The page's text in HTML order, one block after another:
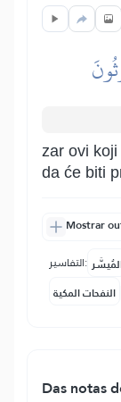
zar ovi
da će biti
Mostrar
التفاسير:
النفحات المكية
Das notas